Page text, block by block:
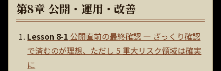
第8章 公開・運用・改善
Lesson 8-1 公開直前の最終確認 — ざっくり確認
で済むのが理想、ただし 5 重大リスク領域は確実
に